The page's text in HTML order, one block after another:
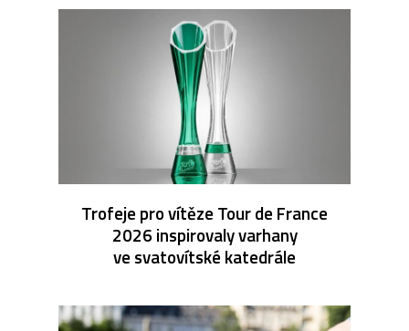
Trofeje pro vítěze Tour de France
2026 inspirovaly varhany
ve svatovítské katedrále